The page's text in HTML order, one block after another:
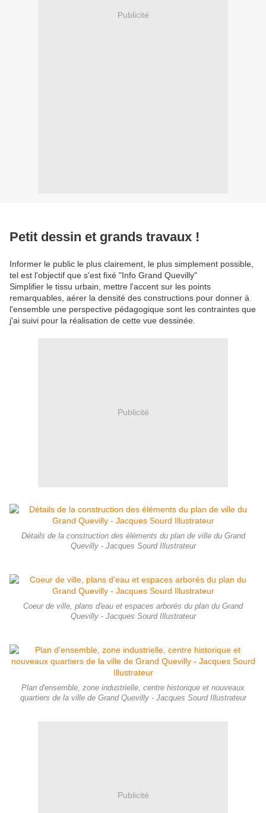
Publicité
Petit dessin et grands travaux !
Informer le public le plus clairement, le plus simplement possible,
tel est l'objectif que s'est fixé "Info Grand Quevilly"
Simplifier le tissu urbain, mettre l'accent sur les points
remarquables, aérer la densité des constructions pour donner à
l'ensemble une perspective pédagogique sont les contraintes que
j'ai suivi pour la réalisation de cette vue dessinée.
Publicité
Détails de la construction des éléments du plan de ville du Grand
Quevilly - Jacques Sourd Illustrateur
Coeur de ville, plans d'eau et espaces arborés du plan du Grand
Quevilly - Jacques Sourd Illustrateur
Plan d'ensemble, zone industrielle, centre historique et nouveaux
quartiers de la ville de Grand Quevilly - Jacques Sourd Illustrateur
Publicité